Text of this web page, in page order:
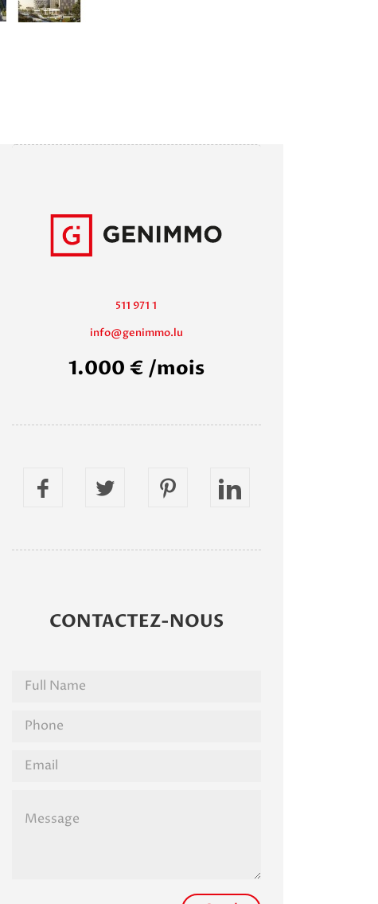
511 971 1
info@genimmo.lu
1.000 € /mois
CONTACTEZ-NOUS